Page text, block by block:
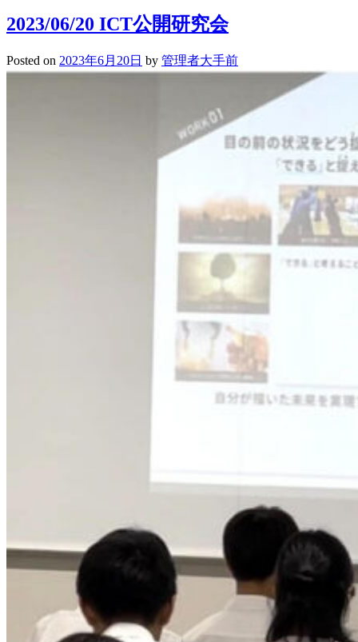
ビ
テ！
JAPAN」
参
加
ン
ュ
2023/06/20 ICT公開研究会
Posted on 2023年6月20日 by 管理者大手前